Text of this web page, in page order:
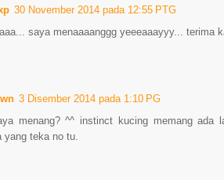
30 November 2014 pada 12:55 PTG
saya menaaaanggg yeeeaaayyy... terima
3 Disember 2014 pada 1:10 PG
menang? ^^ instinct kucing memang ada
yang teka no tu.